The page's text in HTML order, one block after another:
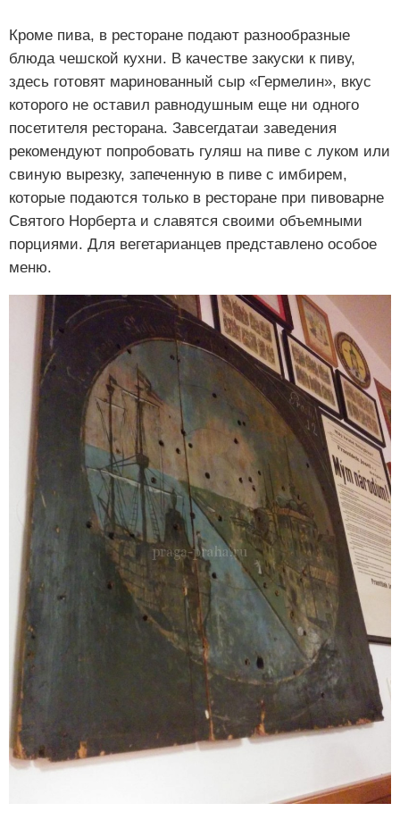
Кроме пива, в ресторане подают разнообразные
блюда чешской кухни. В качестве закуски к пиву,
здесь готовят маринованный сыр «Гермелин», вкус
которого не оставил равнодушным еще ни одного
посетителя ресторана. Завсегдатаи заведения
рекомендуют попробовать гуляш на пиве с луком или
свиную вырезку, запеченную в пиве с имбирем,
которые подаются только в ресторане при пивоварне
Святого Норберта и славятся своими объемными
порциями. Для вегетарианцев представлено особое
меню.